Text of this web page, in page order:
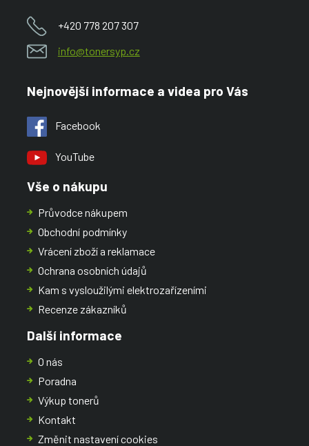
+420 778 207 307
info@tonersyp.cz
Nejnovější informace a videa pro Vás
Facebook
YouTube
Vše o nákupu
Průvodce nákupem
Obchodní podmínky
Vrácení zboží a reklamace
Ochrana osobních údajů
Kam s vysloužilými elektrozařízeními
Recenze zákazníků
Další informace
O nás
Poradna
Výkup tonerů
Kontakt
Změnit nastavení cookies